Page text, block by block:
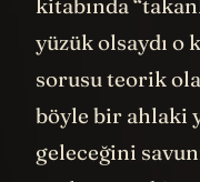
kitabında
yüzük olsaydı o
sorusu teorik
böyle bir ahlaki
geleceğini